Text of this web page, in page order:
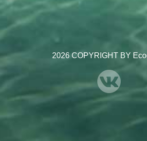
2026 COPYRIGHT BY